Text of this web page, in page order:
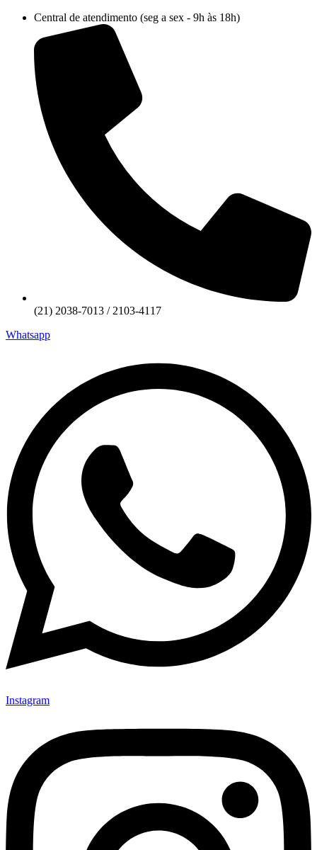
conteúdo
Central de atendimento (seg a sex - 9h às 18h)
(21) 2038-7013 / 2103-4117
Whatsapp
Instagram